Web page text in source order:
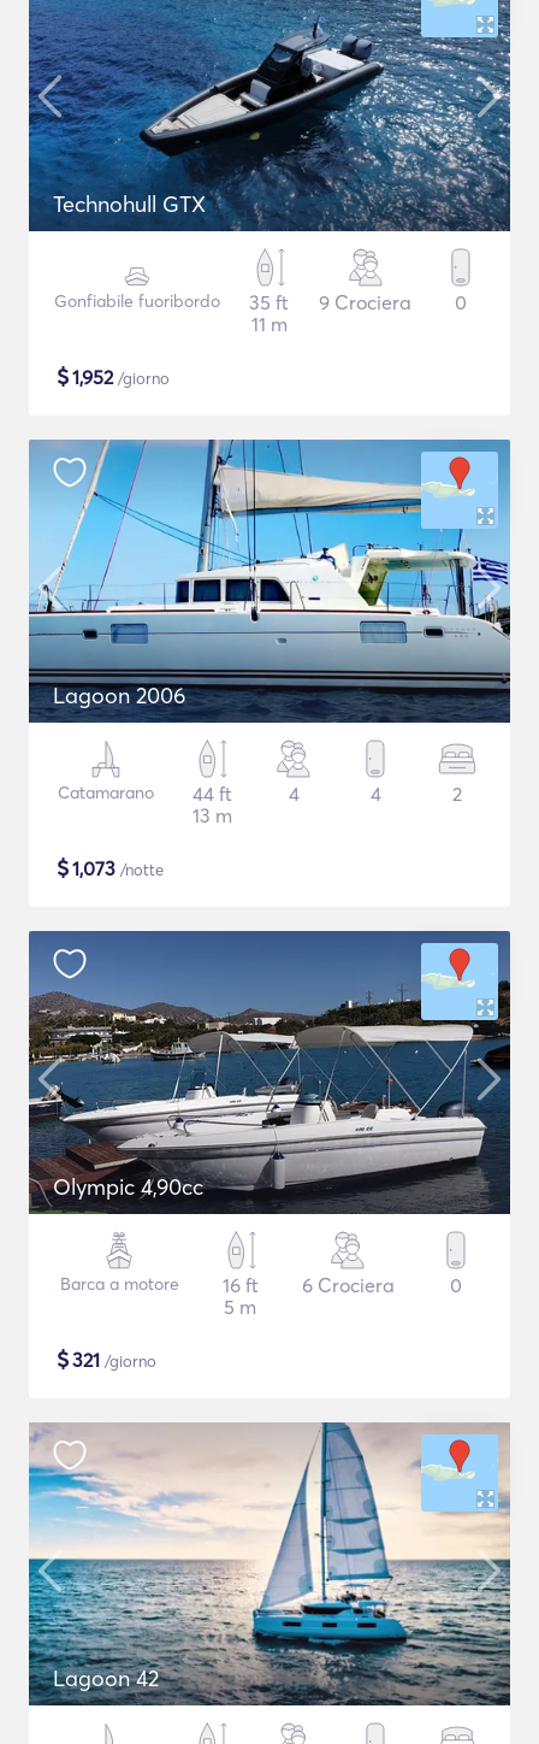
Technohull GTX
Gonfiabile fuoribordo
35 ft
11 m
9 Crociera 0
$1,952/giorno
Lagoon 2006
Catamarano
44 ft
13 m
4 4 2
$1,073 /notte
Olympic 4,90cc
Barca a motore
16 ft
5 m
6 Crociera 0
$321 /giorno
Lagoon 42